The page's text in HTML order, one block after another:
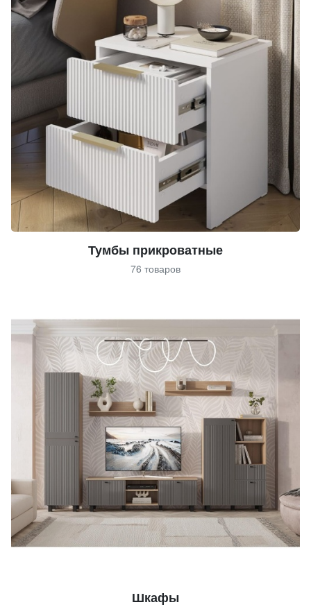
Тумбы прикроватные
76 товаров
Шкафы